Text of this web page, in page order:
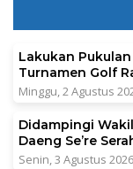
Lakukan
Turnamen Golf
Minggu, 2 Agustus
Didampingi
Daeng Se’re
Senin, 3 Agustus